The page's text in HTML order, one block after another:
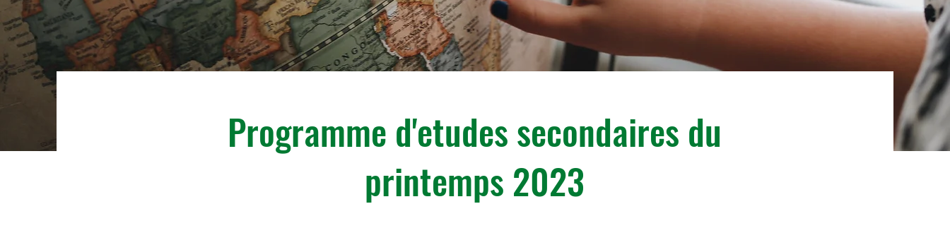
Programme d'etudes secondaires du
printemps 2023